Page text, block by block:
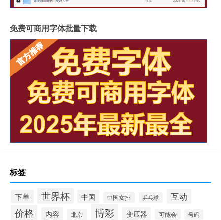
免费可商用字体批量下载
标签
下单 世界杯 中国 中国女排 乒乓球 互动
价格 内容 北京 博彩 变压器 可能会 号码